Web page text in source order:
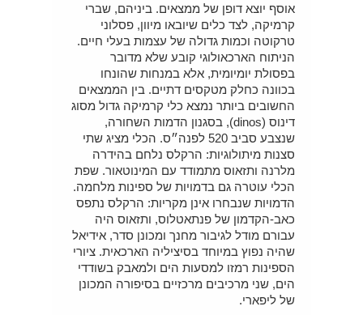
אוסף יוצא דופן של ממצאים. ביניהם, שברי
קרמיקה, לצד כלים שיובאו מיוון, פסלוני
טרקוטה וכמות גדולה של עצמות בעלי חיים.
הניתוח הארכאולוגי קובע שלא מדובר
בפסולת יומיומית, אלא במנחות שהונחו
בכוונה כחלק מטקסים דתיים. בין הממצאים
החשובים ביותר נמצא כלי קרמיקה גדול מסוג
דינוס (dinos), בסגנון הדמות השחורה,
שנצבע סביב 520 לפנה״ס. הכלי מציג שתי
סצנות מיתולוגיות: הרקלס נלחם בהידרה
מלרנה ותזאוס מתמודד עם המינוטאור. שפת
הכלי עוטרה גם בדמויות של ספינות מלחמה.
הדמויות שנבחרו אינן מקריות: הרקלס נתפס
כאב‑הקדמון של פנתאטלוס, ותזאוס היה
עבורם מודל לגיבור מחנך ומכונן סדר, אידיאל
שהיה נפוץ במיוחד בסיציליה הארכאית. ציורי
הספינות רמזו למסעות הים ולמאבק בשודדי
הים, שני מרכיבים מרכזיים בסיפורה המכונן
של ליפארי.